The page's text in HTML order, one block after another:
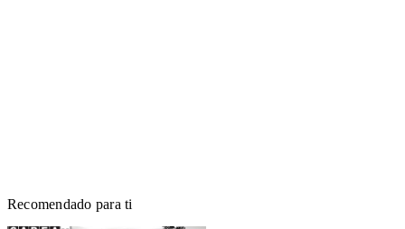
Recomendado para ti